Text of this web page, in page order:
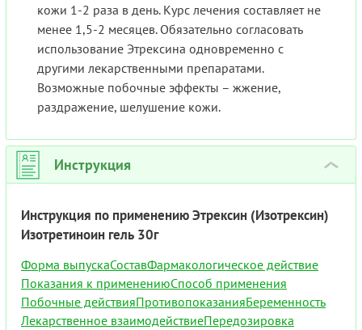
кожи 1-2 раза в день. Курс лечения составляет не
менее 1,5-2 месяцев. Обязательно согласовать
использование Этрексина одновременно с
другими лекарственными препаратами.
Возможные побочные эффекты – жжение,
раздражение, шелушение кожи.
Инструкция ›
Инструкция по применению Этрексин (Изотрексин)
Изотретиноин гель 30г
Форма выпускаСоставФармакологическое действие
Показания к применениюСпособ применения
Побочные действияПротивопоказанияБеременность
Лекарственное взаимодействиеПередозировка